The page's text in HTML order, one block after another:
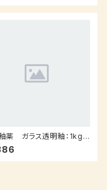
薬 ガラス透明釉：1kg
後7～３０日後発送）